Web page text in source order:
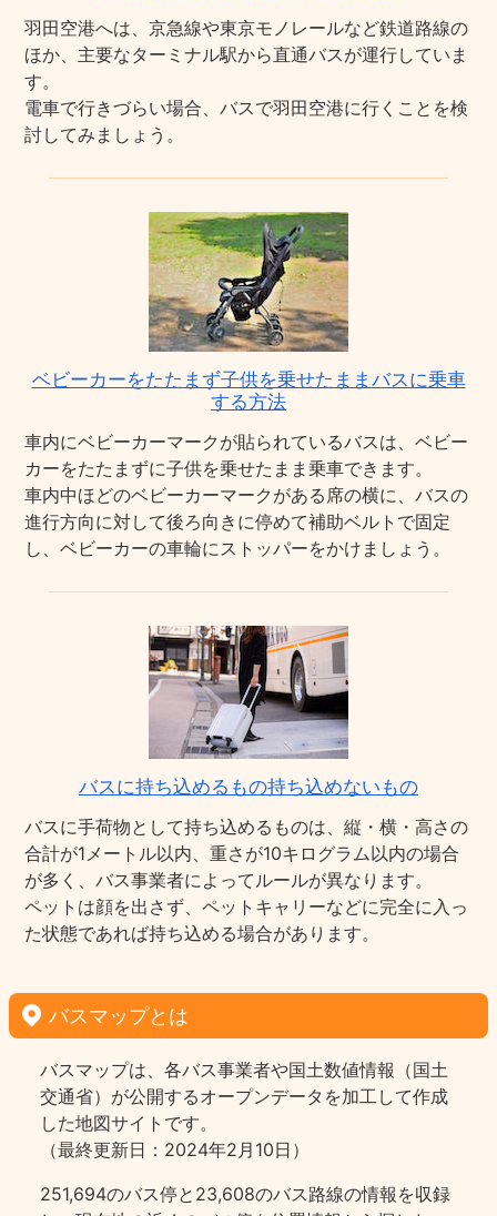
羽田空港へは、京急線や東京モノレールなど鉄道路線の
ほか、主要なターミナル駅から直通バスが運行していま
す。
電車で行きづらい場合、バスで羽田空港に行くことを検
討してみましょう。
ベビーカーをたたまず子供を乗せたままバスに乗車
する方法
車内にベビーカーマークが貼られているバスは、ベビー
カーをたたまずに子供を乗せたまま乗車できます。
車内中ほどのベビーカーマークがある席の横に、バスの
進行方向に対して後ろ向きに停めて補助ベルトで固定
し、ベビーカーの車輪にストッパーをかけましょう。
バスに持ち込めるもの持ち込めないもの
バスに手荷物として持ち込めるものは、縦・横・高さの
合計が1メートル以内、重さが10キログラム以内の場合
が多く、バス事業者によってルールが異なります。
ペットは顔を出さず、ペットキャリーなどに完全に入っ
た状態であれば持ち込める場合があります。
バスマップとは
バスマップは、各バス事業者や国土数値情報（国土
交通省）が公開するオープンデータを加工して作成
した地図サイトです。
（最終更新日：2024年2月10日）
251,694のバス停と23,608のバス路線の情報を収録